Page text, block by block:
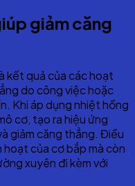
giảm căng
kết quả của các hoạt
do công việc hoặc
Khi áp dụng nhiệt hồng
cơ, tạo ra hiệu ứng
giảm căng thẳng. Điều
hoạt của cơ bắp mà còn
xuyên đi kèm với